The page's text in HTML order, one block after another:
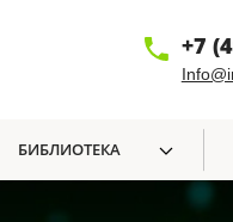
+7
БИБЛИОТЕКА